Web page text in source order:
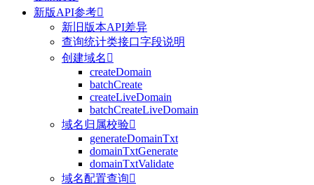
新版API参考
新旧版本API差异
查询统计类接口字段说明
创建域名 
createDomain
batchCreate
createLiveDomain
batchCreateLiveDomain
域名归属校验
generateDomainTxt
domainTxtGenerate
domainTxtValidate
域名配置查询